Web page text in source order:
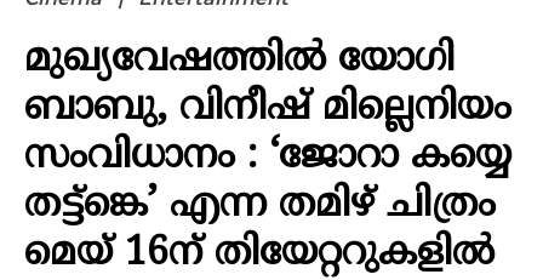
മുഖ്യവേഷത്തിൽ യോഗി
ബാബു, വിനീഷ് മില്ലെനിയം
സംവിധാനം : ‘ജോറാ കയ്യെ
തട്ട്ങ്കെ’ എന്ന തമിഴ് ചിത്രം
മെയ് 16ന് തിയേറ്ററുകളിൽ